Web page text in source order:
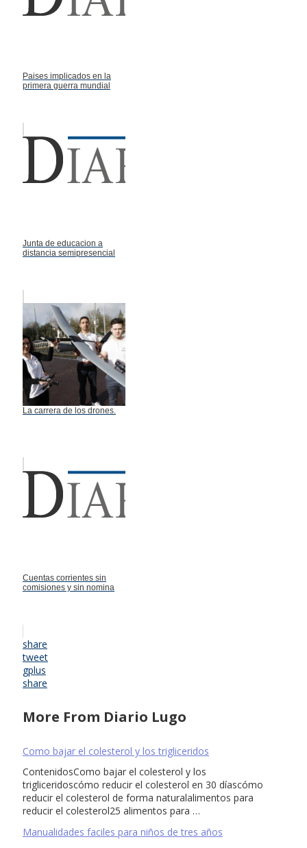
Paises implicados en la
primera guerra mundial
Junta de educacion a
distancia semipresencial
La carrera de los drones.
Cuentas corrientes sin
comisiones y sin nomina
share
tweet
gplus
share
More From Diario Lugo
Como bajar el colesterol y los trigliceridos
ContenidosComo bajar el colesterol y los
trigliceridoscómo reducir el colesterol en 30 díascómo
reducir el colesterol de forma naturalalimentos para
reducir el colesterol25 alimentos para …
Manualidades faciles para niños de tres años